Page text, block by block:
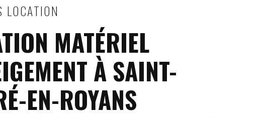
LOCATION
À SAINT-
EN-ROYANS